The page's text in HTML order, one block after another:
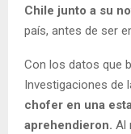
Chile junto a su
país, antes de ser
Con los datos que
Investigaciones de
chofer en una
aprehendieron. Al